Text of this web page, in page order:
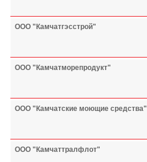
ООО "Камчатгэсстрой"
ООО "Камчатморепродукт"
ООО "Камчатские моющие средства"
ООО "Камчаттралфлот"